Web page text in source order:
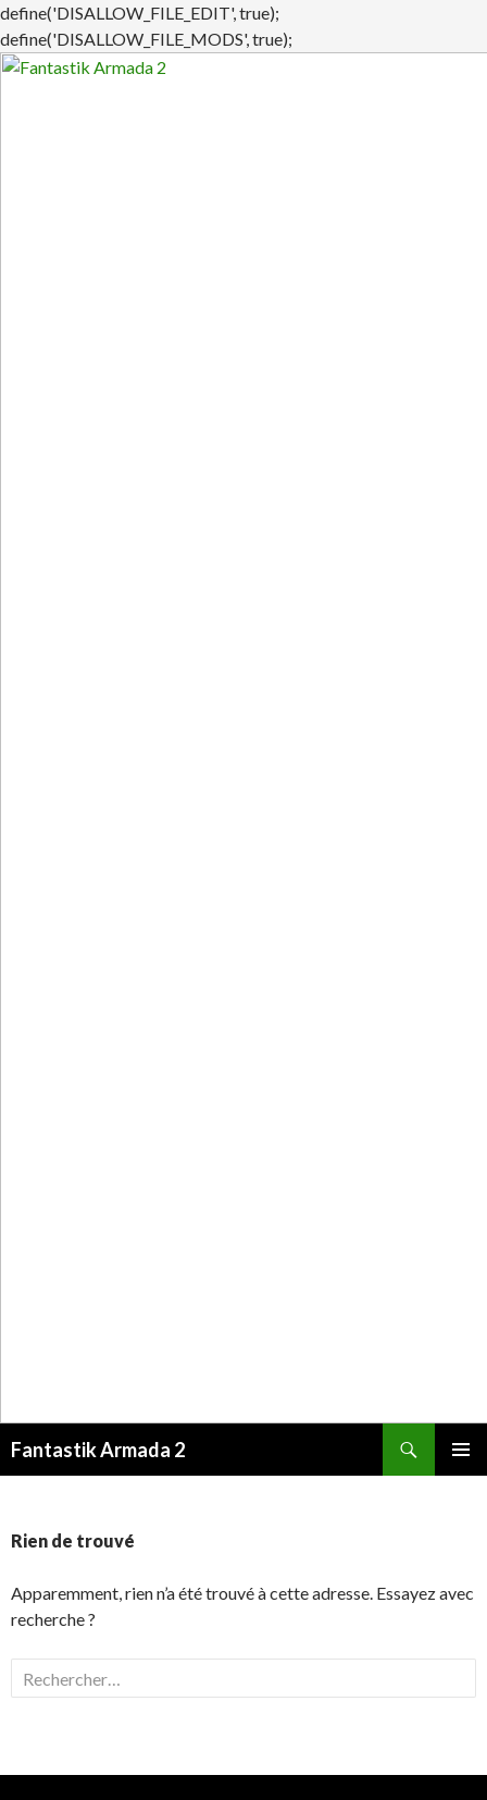
define('DISALLOW_FILE_EDIT', true);
define('DISALLOW_FILE_MODS', true);
Fantastik Armada 2
Rien de trouvé
Apparemment, rien n’a été trouvé à cette adresse. Essayez avec
recherche ?
Rechercher :